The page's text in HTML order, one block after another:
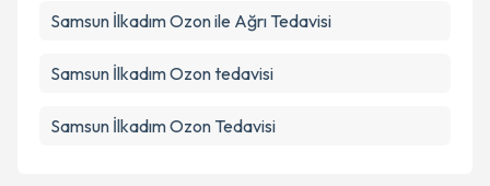
Samsun İlkadım Ozon ile Ağrı Tedavisi
Samsun İlkadım Ozon tedavisi
Samsun İlkadım Ozon Tedavisi